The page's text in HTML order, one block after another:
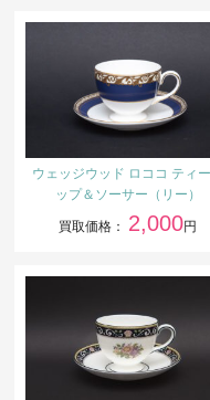
ウェッジウッド ロココ ティ
ップ＆ソーサー（リー）
買取価格： 2,000円